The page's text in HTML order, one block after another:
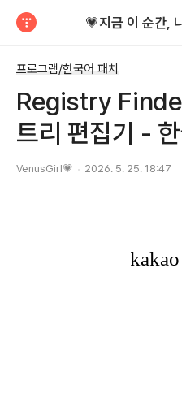
프로그램/한국어 패치
Registry
트리 편집기 -
VenusGirl💗 2026. 5. 25. 18:47